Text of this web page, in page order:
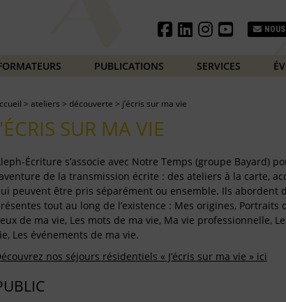
PUBLICATIONS SERVICES
> ateliers > découverte > j’écris sur ma vie
SUR MA VIE
Écriture s’associe avec Notre Temps (groupe Bayard)
de la transmission écrite : des ateliers à la carte,
peuvent être pris séparément ou ensemble. Ils abordent
tout au long de l’existence : Mes origines, Portraits
de ma vie, Les mots de ma vie, Ma vie professionnelle,
Les événements de ma vie.
nos séjours résidentiels « J’écris sur ma vie » ici